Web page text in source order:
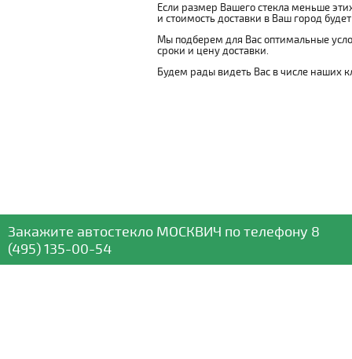
Если размер Вашего стекла меньше
и стоимость доставки в Ваш город
Мы подберем для Вас оптимальные
сроки и цену доставки.
Будем рады видеть Вас в числе наших
Закажите автостекло МОСКВИЧ по телефону 8
(495) 135-00-54